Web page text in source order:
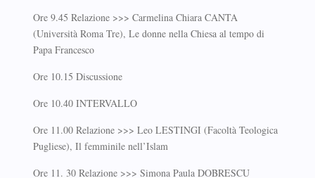
Ore 9.45 Relazione >>> Carmelina Chiara CANTA
(Università Roma Tre), Le donne nella Chiesa al tempo di
Papa Francesco
Ore 10.15 Discussione
Ore 10.40 INTERVALLO
Ore 11.00 Relazione >>> Leo LESTINGI (Facoltà Teologica
Pugliese), Il femminile nell’Islam
Ore 11. 30 Relazione >>> Simona Paula DOBRESCU